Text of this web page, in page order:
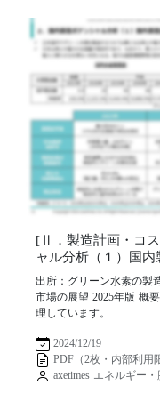
[Ⅱ．製造計画・コ
ャル分析（１）国内
出所：グリーン水素の製
市場の展望 2025年版 概
理しています。
2024/12/19
PDF（2枚・内部利用
axetimes エネルギー